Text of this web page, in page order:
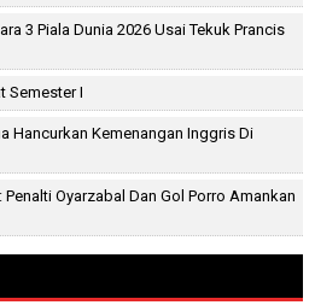
3 Piala Dunia 2026 Usai Tekuk Prancis
Semester I
Hancurkan Kemenangan Inggris Di
Oyarzabal Dan Gol Porro Amankan